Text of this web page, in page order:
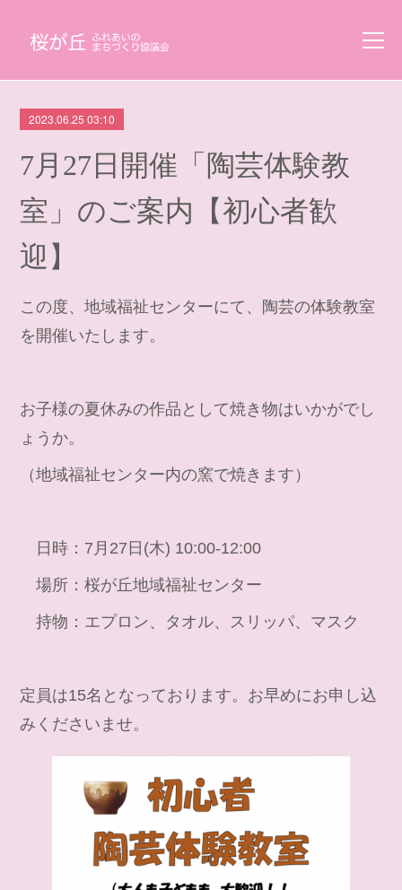
2023.06.25 03:10
7月27日開催「陶芸体験教
室」のご案内【初心者歓
迎】
この度、地域福祉センターにて、陶芸の体験教室
を開催いたします。
お子様の夏休みの作品として焼き物はいかがでし
ょうか。
（地域福祉センター内の窯で焼きます）
日時：7月27日(木) 10:00-12:00
場所：桜が丘地域福祉センター
持物：エプロン、タオル、スリッパ、マスク
定員は15名となっております。お早めにお申し込
みくださいませ。